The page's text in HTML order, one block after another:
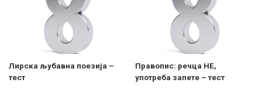
Лирска љубавна поезија –
тест
Правопис: речца НЕ,
употреба запете – тест